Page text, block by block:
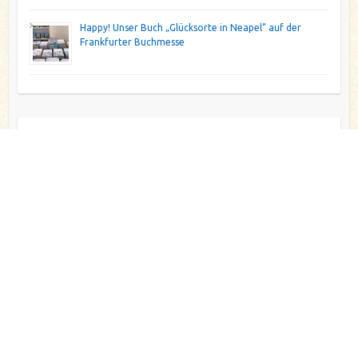
Happy! Unser Buch „Glücksorte in Neapel“ auf der
Frankfurter Buchmesse